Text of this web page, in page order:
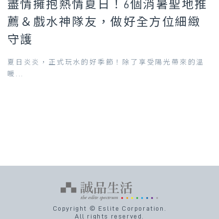
盡情擁抱熱情夏日！6個消暑聖地推
薦＆戲水神隊友，做好全方位細緻
守護
夏日炎炎，正式玩水的好季節！除了享受陽光帶來的溫
暖...
Copyright © Eslite Corporation.
All rights reserved.